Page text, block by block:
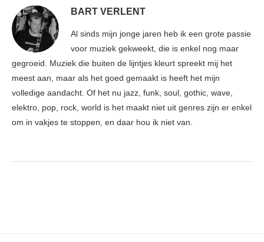
BART VERLENT
Al sinds mijn jonge jaren heb ik een grote passie
voor muziek gekweekt, die is enkel nog maar
gegroeid. Muziek die buiten de lijntjes kleurt spreekt mij het
meest aan, maar als het goed gemaakt is heeft het mijn
volledige aandacht. Of het nu jazz, funk, soul, gothic, wave,
elektro, pop, rock, world is het maakt niet uit genres zijn er enkel
om in vakjes te stoppen, en daar hou ik niet van.